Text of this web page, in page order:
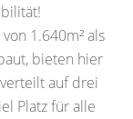
1.640m² als
bieten hier
auf drei
Platz für alle